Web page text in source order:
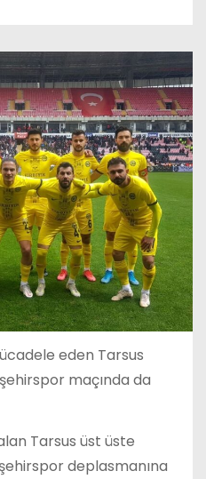
eden Tarsus
maçında da
Tarsus üst üste
deplasmanına